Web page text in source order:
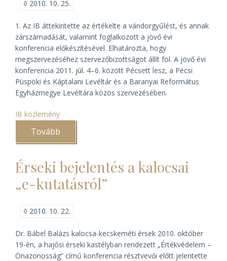
◊ 2010. 10. 25.
1. Az IB áttekintette az értékelte a vándorgyűlést, és annak
zárszámadását, valamint foglalkozott a jövő évi
konferencia előkészítésével. Elhatározta, hogy
megszervezéséhez szervezőbizottságot állít föl. A jövő évi
konferencia 2011. júl. 4–6. között Pécsett lesz, a Pécsi
Püspöki és Káptalani Levéltár és a Baranyai Református
Egyházmegye Levéltára közös szervezésében.
IB közlemény
Tovább
IB
okt.
14-
i
üléséről)
Érseki bejelentés a kalocsai
„e-kutatásról”
◊ 2010. 10. 22.
Dr. Bábel Balázs kalocsa-kecskeméti érsek 2010. október
19-én, a hajósi érseki kastélyban rendezett „Értékvédelem –
Önazonosság” című konferencia résztvevői előtt jelentette